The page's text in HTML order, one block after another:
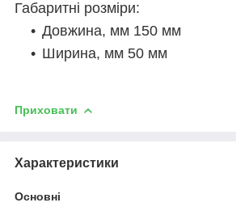
Габаритні розміри:
Довжина, мм 150 мм
Ширина, мм 50 мм
Приховати
Характеристики
Основні